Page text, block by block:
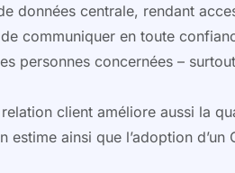
données centrale, rendant
communiquer en toute
personnes concernées –
client améliore aussi la
ainsi que l’adoption d’un